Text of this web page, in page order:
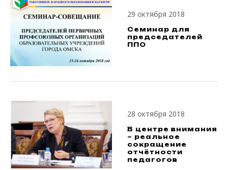
29 октября 2018
Семинар для
председателей
ППО
28 октября 2018
В центре внимания
– реальное
сокращение
отчётности
педагогов